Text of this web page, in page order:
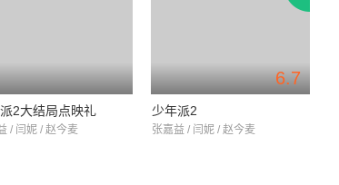
2大结局点映礼
/ 闫妮 / 赵今麦
6.7
少年派2
张嘉益 / 闫妮 / 赵今麦